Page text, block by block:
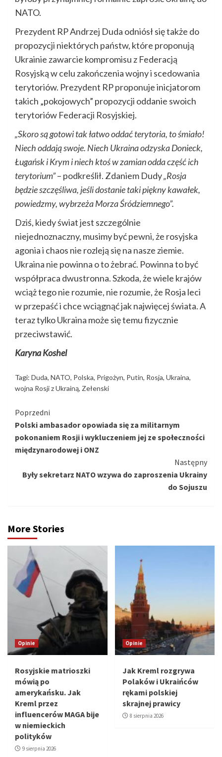
NATO.
Prezydent RP Andrzej Duda odniósł się także do
propozycji niektórych państw, które proponują
Ukrainie zawarcie kompromisu z Federacją
Rosyjską w celu zakończenia wojny i scedowania
terytoriów. Prezydent RP proponuje inicjatorom
takich „pokojowych” propozycji oddanie swoich
terytoriów Federacji Rosyjskiej.
„Skoro są gotowi tak łatwo oddać terytoria, to śmiało!
Niech oddają swoje. Niech Ukraina odzyska Donieck,
Ługańsk i Krym i niech ktoś w zamian odda część ich
terytorium”– podkreślił. Zdaniem Dudy„Rosja
będzie szczęśliwa, jeśli dostanie taki piękny kawałek,
powiedzmy, wybrzeża Morza Śródziemnego”.
Dziś, kiedy świat jest szczególnie
niejednoznaczny, musimy być pewni, że rosyjska
agonia i chaos nie rozleją się na nasze ziemie.
Ukraina nie powinna o to żebrać. Powinna to być
współpraca dwustronna. Szkoda, że ​​wiele krajów
wciąż tego nie rozumie, nie rozumie, że Rosja leci
w przepaść i chce wciągnąć jak najwięcej świata. A
teraz tylko Ukraina może się temu fizycznie
przeciwstawić.
Karyna Koshel
Tagi: Duda, NATO, Polska, Prigożyn, Putin, Rosja, Ukraina,
wojna Rosji z Ukrainą, Zełenski
Kontynuuj
czytanie
Poprzedni
Polski ambasador opowiada się za militarnym
pokonaniem Rosji i wykluczeniem jej ze społeczności
międzynarodowej i ONZ
Następny
Były sekretarz NATO wzywa do zaproszenia Ukrainy
do Sojuszu
More Stories
Opinie
Rosyjskie matrioszki
mówią po
amerykańsku. Jak
Kreml przez
influencerów MAGA bije
w niemieckich
polityków
9 sierpnia 2026
Opinie
Jak Kreml rozgrywa
Polaków i Ukraińców
rękami polskiej
skrajnej prawicy
8 sierpnia 2026